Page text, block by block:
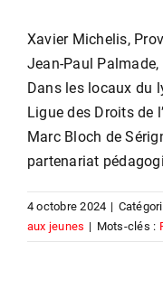
Xavier Michelis,
Jean-Paul
Dans les locaux du
Ligue des Droits de
Marc Bloch de
partenariat
4 octobre 2024 |
aux jeunes | Mots-clés :